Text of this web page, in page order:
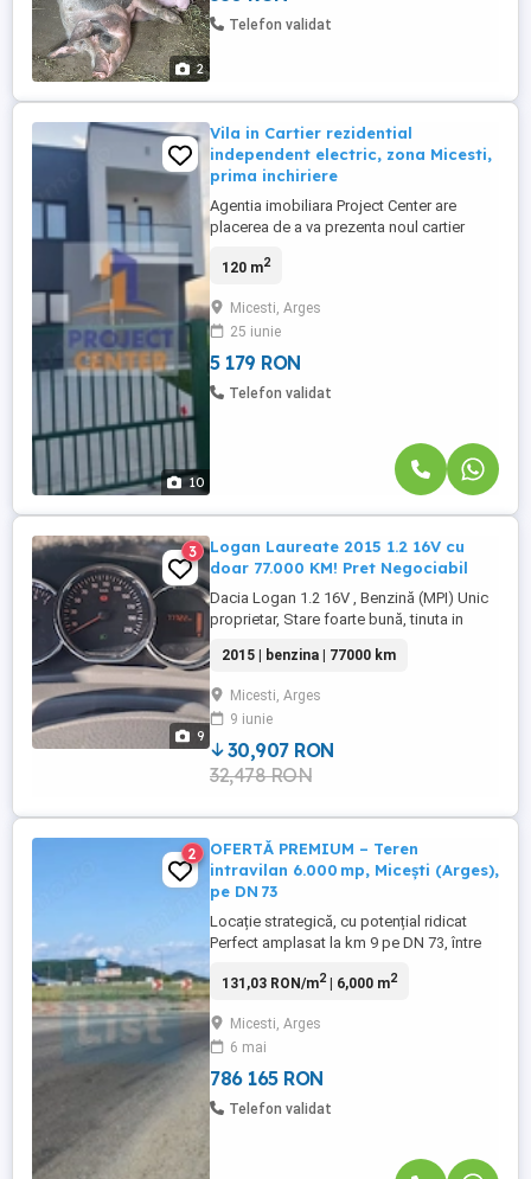
2
Telefon validat
10
Vila in Cartier rezidential
independent electric, zona Micesti,
prima inchiriere
Agentia imobiliara Project Center are
placerea de a va prezenta noul cartier
de Mioveni, un cartier verde, cu panouri
energia electrica in proportie de 90%.
Proprietatea detine certificat energetic A+,
panouri solare ...
120 m2
Micesti, Arges
25 iunie
5 179 RON
Telefon validat
9
3
Logan Laureate 2015 1.2 16V cu
doar 77.000 KM! Pret Negociabil
Dacia Logan 1.2 16V , Benzină (MPI) Unic
proprietar, Stare foarte bună, tinuta in
sau ascunse ,cumpărată din
reprezentanta și întreținută conform
specificatiilor producator, schim ulei
realizat anual. Mașina rulează excelent,
motorul trage foarte bine, consum ...
2015 | benzina | 77000 km
Micesti, Arges
9 iunie
30,907 RON
32,478 RON
2
OFERTĂ PREMIUM – Teren
intravilan 6.000 mp, Micești (Arges),
pe DN 73
Locație strategică, cu potențial ridicat
Perfect amplasat la km 9 pe DN 73, între
drum național cu 4 benzi de circulație –
(București–Pitești/Mioveni), la doar câteva
minute . Zona este în plină expansiune, cu
poluri ...
131,03 RON/m2| 6,000 m2
Micesti, Arges
6 mai
786 165 RON
Telefon validat